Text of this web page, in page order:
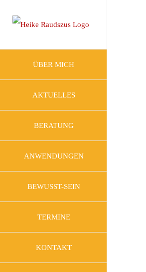
ÜBER MICH
AKTUELLES
BERATUNG
ANWENDUNGEN
BEWUSST-SEIN
TERMINE
KONTAKT